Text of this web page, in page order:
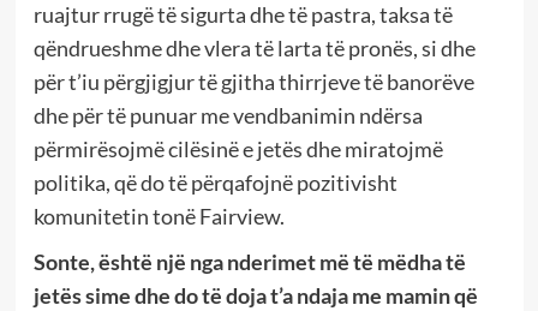
ruajtur rrugë të sigurta dhe të pastra, taksa të
qëndrueshme dhe vlera të larta të pronës, si dhe
për t’iu përgjigjur të gjitha thirrjeve të banorëve
dhe për të punuar me vendbanimin ndërsa
përmirësojmë cilësinë e jetës dhe miratojmë
politika, që do të përqafojnë pozitivisht
komunitetin tonë Fairview.
Sonte, është një nga nderimet më të mëdha të
jetës sime dhe do të doja t’a ndaja me mamin që